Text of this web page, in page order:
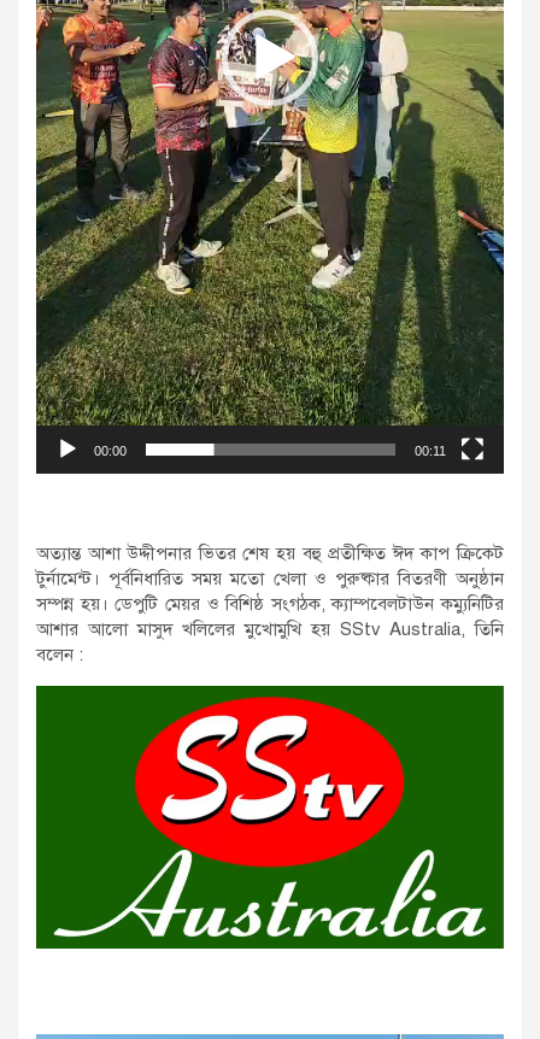
00:00 00:11
অত্যান্ত আশা উদ্দীপনার ভিতর শেষ হয় বহু প্রতীক্ষিত ঈদ কাপ ক্রিকেট
টুর্নামেন্ট। পূর্বনিধারিত সময় মতো খেলা ও পুরুষ্কার বিতরণী অনুষ্ঠান
সম্পন্ন হয়। ডেপুটি মেয়র ও বিশিষ্ঠ সংগঠক, ক্যাম্পবেলটাউন কম্যুনিটির
আশার আলো মাসুদ খলিলের মুখোমুখি হয় SStv Australia, তিনি
বলেন :